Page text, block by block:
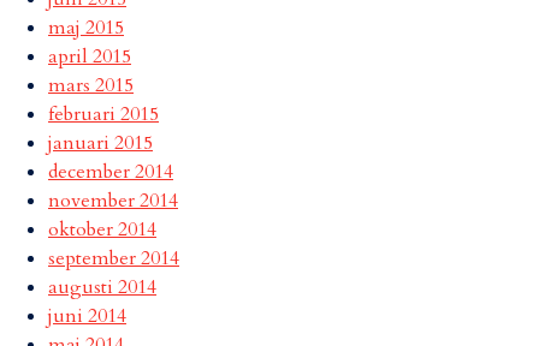
maj 2015
april 2015
mars 2015
februari 2015
januari 2015
december 2014
november 2014
oktober 2014
september 2014
augusti 2014
juni 2014